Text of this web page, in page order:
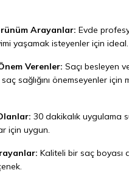
Arayanlar: Evde
yaşamak isteyenler için ideal.
Verenler: Saçı besleyen
sağlığını önemseyenler için
30 dakikalık uygulama
için uygun.
Kaliteli bir saç boyası